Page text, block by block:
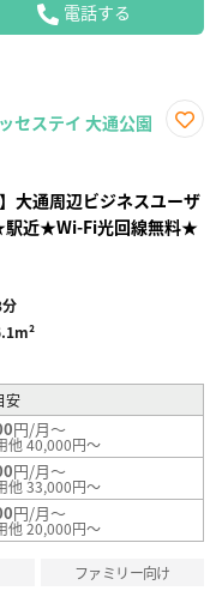
電話する
セステイ 大通公園
録
大通周辺ビジネスユーザ
駅近★Wi-Fi光回線無料★
安
円/月～
他 40,000円～
円/月～
他 33,000円～
円/月～
他 20,000円～
ファミリー向け